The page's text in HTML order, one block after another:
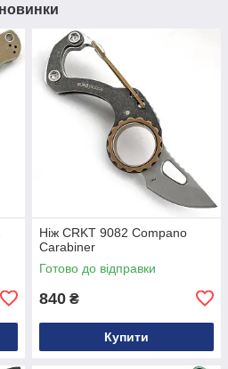
Ніж CRKT 9082 Compano
Carabiner
Готово до відправки
840 ₴
Купити